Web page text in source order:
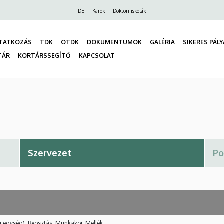
DE Karok Doktori iskolák
TDK OTDK DOKUMENTUMOK GALÉRIA
SIKERES
KORTÁRSSEGÍTŐ KAPCSOLAT